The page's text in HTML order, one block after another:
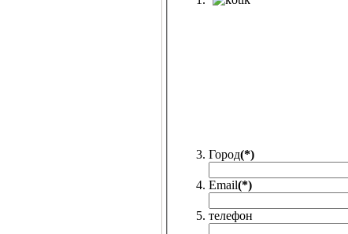
Город(*)
Email(*)
телефон